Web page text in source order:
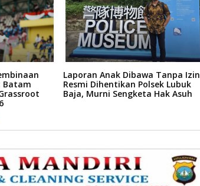
Batam
Laporan Anak Dibawa Tanpa Izin
Resmi Dihentikan Polsek Lubuk
Baja, Murni Sengketa Hak Asuh